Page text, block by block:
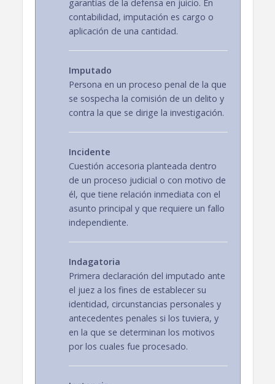
garantías de la defensa en juicio. En
contabilidad, imputación es cargo o
aplicación de una cantidad.
Imputado
Persona en un proceso penal de la que
se sospecha la comisión de un delito y
contra la que se dirige la investigación.
Incidente
Cuestión accesoria planteada dentro
de un proceso judicial o con motivo de
él, que tiene relación inmediata con el
asunto principal y que requiere un fallo
independiente.
Indagatoria
Primera declaración del imputado ante
el juez a los fines de establecer su
identidad, circunstancias personales y
antecedentes penales si los tuviera, y
en la que se determinan los motivos
por los cuales fue procesado.